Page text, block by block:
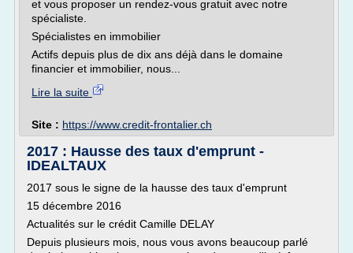
et vous proposer un rendez-vous gratuit avec notre
spécialiste.
Spécialistes en immobilier
Actifs depuis plus de dix ans déjà dans le domaine
financier et immobilier, nous...
Lire la suite
Site : https://www.credit-frontalier.ch
2017 : Hausse des taux d'emprunt -
IDEALTAUX
2017 sous le signe de la hausse des taux d'emprunt
15 décembre 2016
Actualités sur le crédit Camille DELAY
Depuis plusieurs mois, nous vous avons beaucoup parlé